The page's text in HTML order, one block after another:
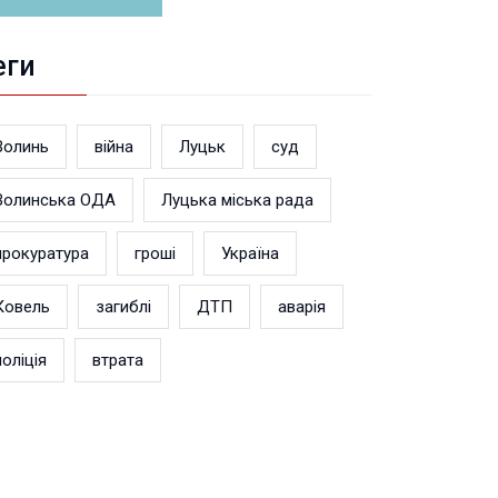
війна Луцьк суд
ОДА Луцька міська рада
гроші Україна
загиблі ДТП аварія
втрата